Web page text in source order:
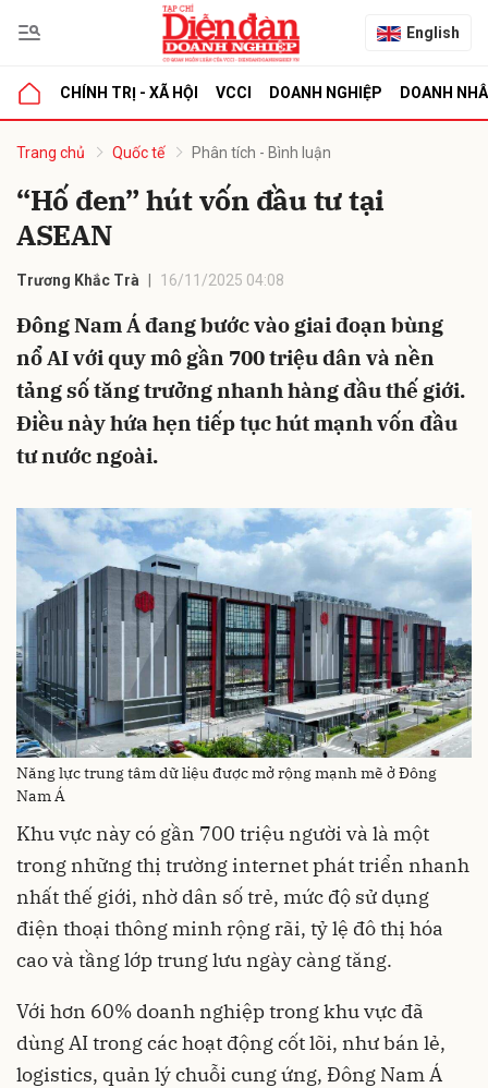
English
CHÍNH TRỊ - XÃ HỘI VCCI DOANH NGHIỆP DOANH
Trang chủ Quốc tế Phân tích - Bình luận
“Hố đen” hút vốn đầu tư tại
ASEAN
Trương Khắc Trà 16/11/2025 04:08
Đông Nam Á đang bước vào giai đoạn bùng
nổ AI với quy mô gần 700 triệu dân và nền
tảng số tăng trưởng nhanh hàng đầu thế giới.
Điều này hứa hẹn tiếp tục hút mạnh vốn đầu
tư nước ngoài.
Năng lực trung tâm dữ liệu được mở rộng mạnh mẽ ở Đông
Nam Á
Khu vực này có gần 700 triệu người và là một
trong những thị trường internet phát triển nhanh
nhất thế giới, nhờ dân số trẻ, mức độ sử dụng
điện thoại thông minh rộng rãi, tỷ lệ đô thị hóa
cao và tầng lớp trung lưu ngày càng tăng.
Với hơn 60% doanh nghiệp trong khu vực đã
dùng AI trong các hoạt động cốt lõi, như bán lẻ,
logistics, quản lý chuỗi cung ứng, Đông Nam Á
luận
Hủy